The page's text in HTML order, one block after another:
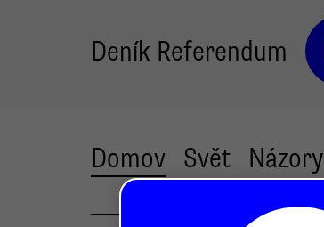
Deník Referendum
Domov Svět Názory